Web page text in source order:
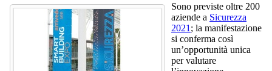
Sono previste oltre 200
aziende a Sicurezza
2021 ; la manifestazione
si conferma così
un’opportunità unica
per valutare